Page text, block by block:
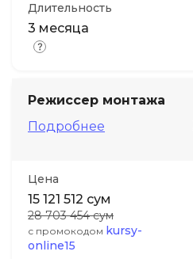
Длительность
3 месяца
Режиссер монтажа
Подробнее
Цена
15 121 512 сум
28 703 454 сум
с промокодом kursy-
online15